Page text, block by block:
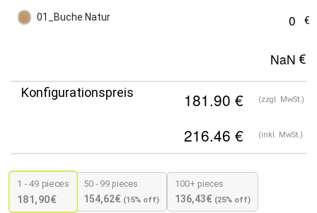
01_Buche Natur
Konfigurationspreis (zzgl. MwSt.)
(inkl. MwSt.)
1 - 49 pieces
181,90€
50 - 99 pieces
154,62€ (15% off)
100+ pieces
136,43€ (25% off)